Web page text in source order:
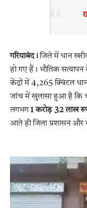
गरियाबंद। जिले में धान
हो गए हैं। भौतिक सत्यापन
केंद्रों में 4,265 क्विंटल
जांच में खुलासा हुआ है कि
लगभग1 करोड़ 32 लाख
आते ही जिला प्रशासन और